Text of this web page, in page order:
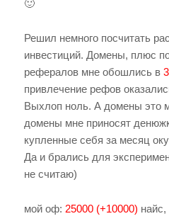
🙂
Решил немного посчитать
инвестиций. Домены, плюс
рефералов мне обошлись в
привлечение рефов
Выхлоп ноль. А домены это
домены мне приносят
купленные себя за месяц
Да и брались для
не считаю)
мой оф: 25000 (+10000)